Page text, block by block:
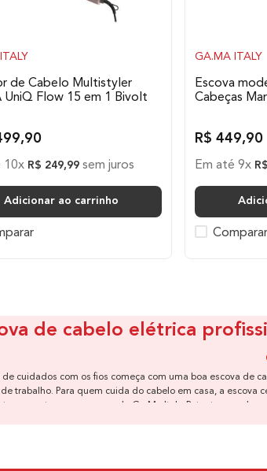
de Cabelo Multistyler
UniQ Flow 15 em 1 Bivolt
,90
10x R$ 249,99 sem juros
Adicionar ao carrinho
GA.MA ITALY
Escova
Cabeças
R$ 449,90
Em até 9x R$
Comparar
de cabelo elétrica
cuidados com os fios começa com uma boa escova de
trabalho. Para quem cuida do cabelo em casa, a escova
que entram as escovas da Ga.Ma Italy. Potentes,
Seja para alisar, modelar ou preparar o cabelo para um